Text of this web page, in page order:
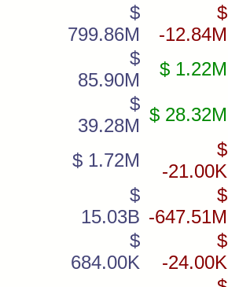
$
799.86M
$
-12.84M
$
85.90M
$ 1.22M
$
39.28M
$ 28.32M
$ 1.72M
$
-21.00K
$
15.03B
$
-647.51M
$
684.00K
$
-24.00K